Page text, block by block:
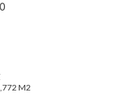
M2